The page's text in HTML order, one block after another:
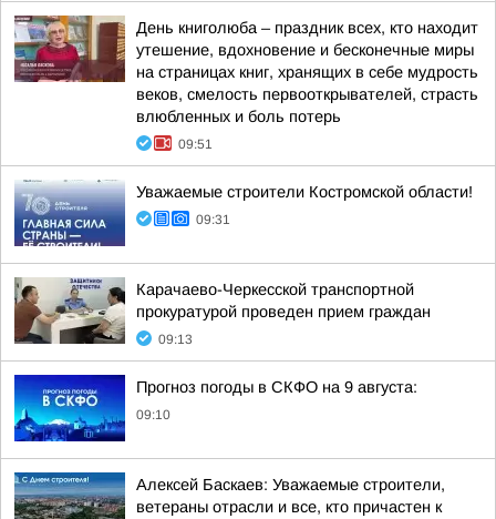
День книголюба – праздник всех, кто находит
утешение, вдохновение и бесконечные миры
на страницах книг, хранящих в себе мудрость
веков, смелость первооткрывателей, страсть
влюбленных и боль потерь
09:51
Уважаемые строители Костромской области!
09:31
Карачаево-Черкесской транспортной
прокуратурой проведен прием граждан
09:13
Прогноз погоды в СКФО на 9 августа:
09:10
Алексей Баскаев: Уважаемые строители,
ветераны отрасли и все, кто причастен к